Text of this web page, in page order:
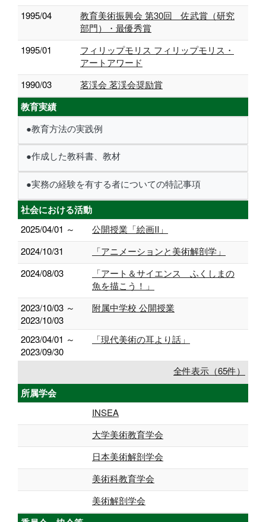
1995/04
教育美術振興会 第30回 佐武賞（研究
部門）・最優秀賞
1995/01
フィリップモリス フィリップモリス・
アートアワード
1990/03
茗渓会 茗渓会奨励賞
教育実績
●教育方法の実践例
●作成した教科書、教材
●実務の経験を有する者についての特記事項
社会における活動
2025/04/01 ～
公開授業「絵画Ⅱ」
2024/10/31
「アニメーションと美術解剖学」
2024/08/03
「アート＆サイエンス ふくしまの
魚を描こう！」
2023/10/03 ～
2023/10/03
附属中学校 公開授業
2023/04/01 ～
2023/09/30
「現代美術の耳より話」
全件表示（65件）
所属学会
INSEA
大学美術教育学会
日本美術解剖学会
美術科教育学会
美術解剖学会